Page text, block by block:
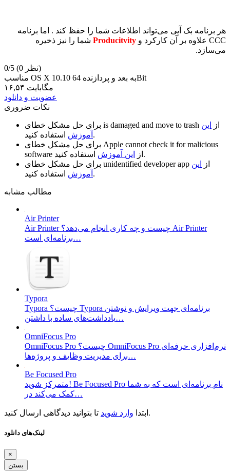
هر برنامه بک آپی می‌تواند اطلاعات شما را حفظ کند . اما برنامه
CCC علاوه بر آن کارکرد و
Producitvity شما را نیز ذخیره
می‌سازد.
0/5
(0 نظر)
مناسب OS X 10.10 به بعد و پردازنده 64Bit
۱۶,۵۴ مگابایت
عضویت و دانلود
نکات ضروری
is damaged and move to trash از
این
آموزش استفاده کنید.
Apple cannot check it for malicious
software
از این آموزش
استفاده کنید.
unidentified developer app از
این
آموزش استفاده کنید.
مطالب مشابه
Air Printer
Air Printer چیست و چه کاری انجام می‌دهد؟ Air Printer
برنامه‌ای است…
Typora
Typora چیست؟ Typora برنامه‌ای جهت ویرایش و نوشتن
یادداشت‌های ساده با داشتن…
OmniFocus Pro
OmniFocus Pro چیست؟ OmniFocus Pro نرم‌افزاری حرفه‌ای
برای مدیریت وظایف و پروژه‌ها…
Be Focused Pro
متمرکز شوید! Be Focused Pro نام برنامه‌ای است که به شما
کمک می‌کند در…
ابتدا وارد شوید تا بتوانید دیدگاهی ارسال کنید.
لینک‌های دانلود
×
بستن